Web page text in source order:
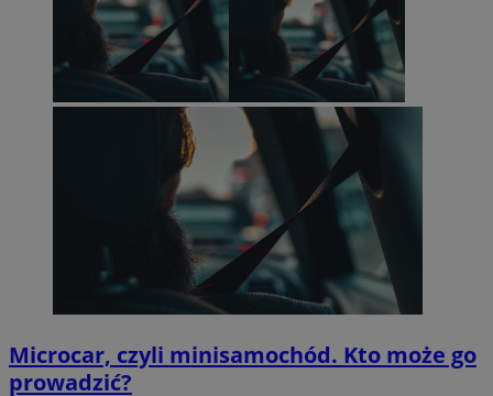
Microcar, czyli minisamochód. Kto może go
prowadzić?